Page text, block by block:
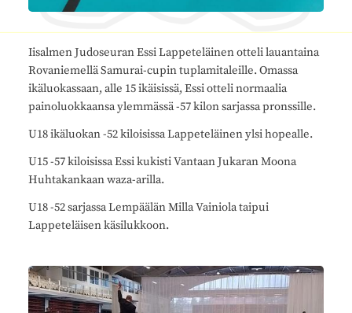
Iisalmen Judoseuran Essi Lappeteläinen otteli lauantaina
Rovaniemellä Samurai-cupin tuplamitaleille. Omassa
ikäluokassaan, alle 15 ikäisissä, Essi otteli normaalia
painoluokkaansa ylemmässä -57 kilon sarjassa pronssille.
U18 ikäluokan -52 kiloisissa Lappeteläinen ylsi hopealle.
U15 -57 kiloisissa Essi kukisti Vantaan Jukaran Moona
Huhtakankaan waza-arilla.
U18 -52 sarjassa Lempäälän Milla Vainiola taipui
Lappeteläisen käsilukkoon.